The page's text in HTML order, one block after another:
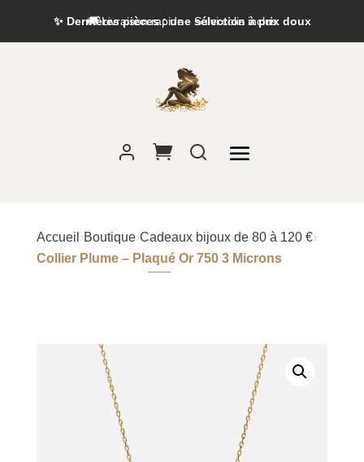
✨ Dernières pièces : une sélection à prix doux
Accueil ›Boutique›Cadeaux bijoux de 80 à 120 €›
Collier Plume – Plaqué Or 750 3 Microns